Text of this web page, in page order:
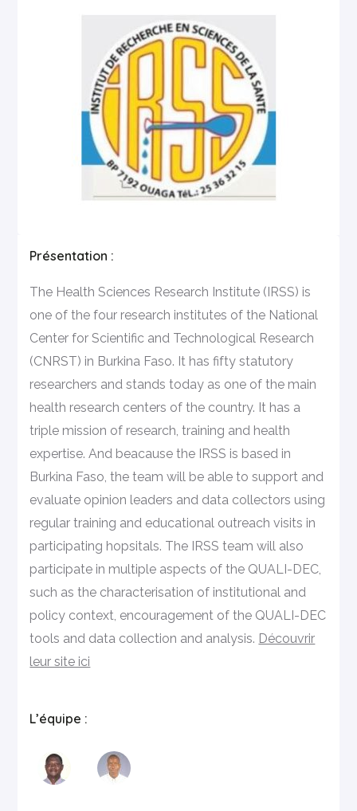
Présentation :
The Health Sciences Research Institute (IRSS) is
one of the four research institutes of the National
Center for Scientific and Technological Research
(CNRST) in Burkina Faso. It has fifty statutory
researchers and stands today as one of the main
health research centers of the country. It has a
triple mission of research, training and health
expertise. And beacause the IRSS is based in
Burkina Faso, the team will be able to support and
evaluate opinion leaders and data collectors using
regular training and educational outreach visits in
participating hopsitals. The IRSS team will also
participate in multiple aspects of the QUALI-DEC,
such as the characterisation of institutional and
policy context, encouragement of the QUALI-DEC
tools and data collection and analysis. Découvrir
leur site ici
L’équipe :